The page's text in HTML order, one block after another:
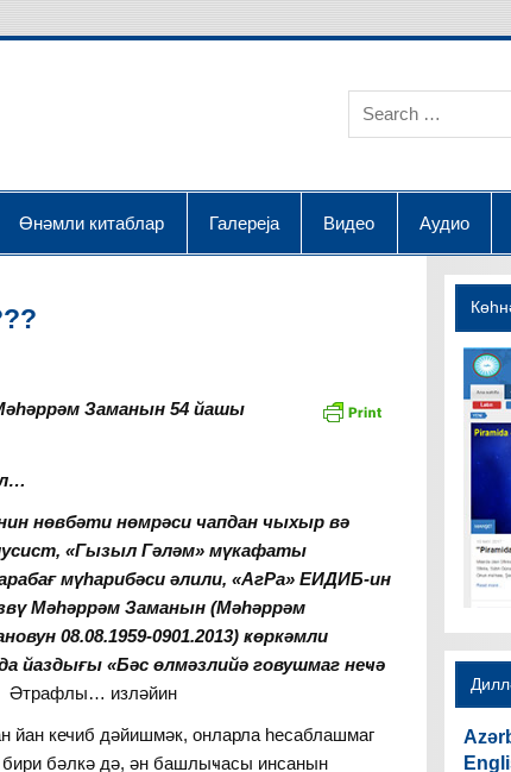
AQRA Elmin İnkişafına
Өнәмли китаблар Галереја Видео Аудио
Заманын 54 йашы
нөвбәти нөмрәси чапдан чыхыр вә
«Гызыл Гәләм» мүкафаты
мүһарибәси әлили, «АгРа» ЕИДИБ-ин
Мәһәррәм Заманын (Мәһәррәм
08.08.1959-0901.2013) ҝөркәмли
йаздығы «Бәс өлмәзлийә говушмаг неҹә
Әтрафлы… изләйин
йан кечиб дәйишмәк, онларла һесаблашмаг
бәлкә дә, ән башлыҹасы инсанын